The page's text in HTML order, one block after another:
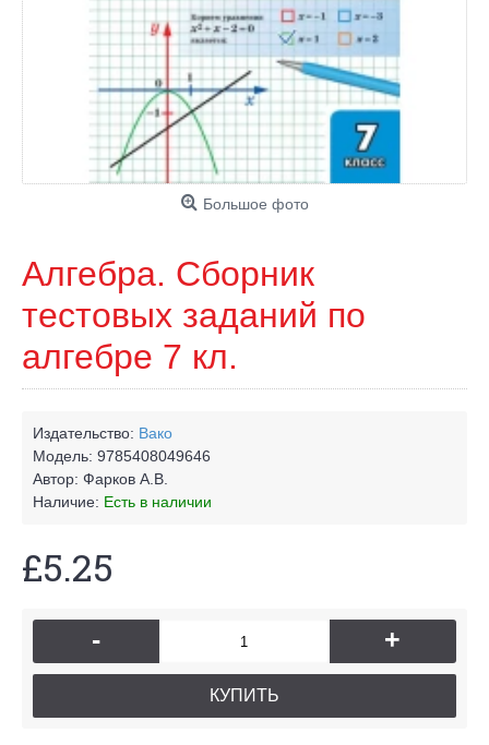
Большое фото
Алгебра. Сборник
тестовых заданий по
алгебре 7 кл.
Издательство: Вако
Модель: 9785408049646
Автор: Фарков А.В.
Наличие: Есть в наличии
£5.25
- +
КУПИТЬ